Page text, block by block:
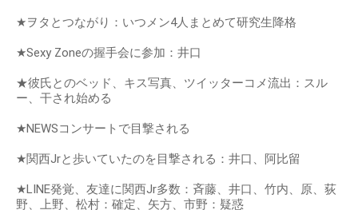
★ヲタとつながり：いつメン4人まとめて研究生降格
★Sexy Zoneの握手会に参加：井口
★彼氏とのベッド、キス写真、ツイッターコメ流出：スル
ー、干され始める
★NEWSコンサートで目撃される
★関西Jrと歩いていたのを目撃される：井口、阿比留
★LINE発覚、友達に関西Jr多数：斉藤、井口、竹内、原、荻
野、上野、松村：確定、矢方、市野：疑惑